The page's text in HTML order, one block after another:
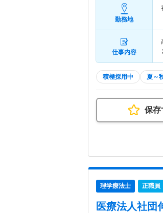
勤務地
仕事内容
積極採用中 夏～
保存
理学療法士 正職員
医療法人社団